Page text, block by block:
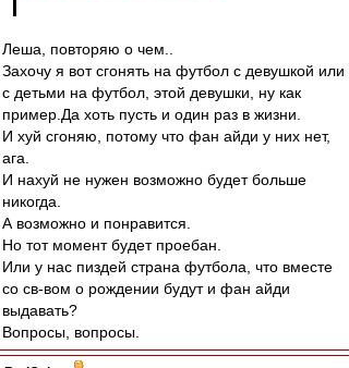
Леша, повторяю о чем..
Захочу я вот сгонять на футбол с девушкой или
с детьми на футбол, этой девушки, ну как
пример.Да хоть пусть и один раз в жизни.
И хуй сгоняю, потому что фан айди у них нет,
ага.
И нахуй не нужен возможно будет больше
никогда.
А возможно и понравится.
Но тот момент будет проебан.
Или у нас пиздей страна футбола, что вместе
со св-вом о рождении будут и фан айди
выдавать?
Вопросы, вопросы.